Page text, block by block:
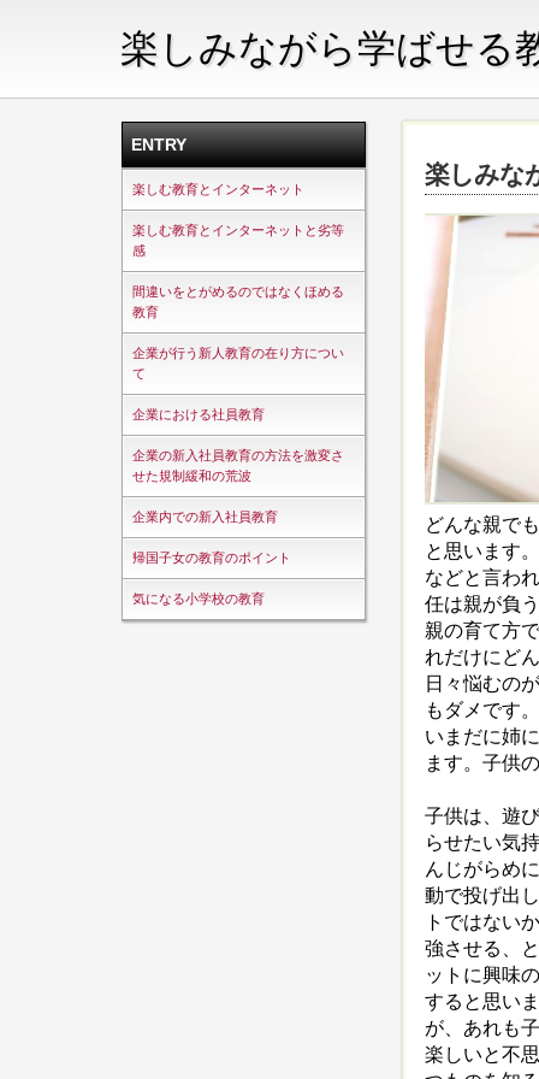
楽しみながら学ばせる
ENTRY
楽しむ教育とインターネット
楽しむ教育とインターネットと劣等
感
間違いをとがめるのではなくほめる
教育
企業が行う新人教育の在り方につい
て
企業における社員教育
企業の新入社員教育の方法を激変さ
せた規制緩和の荒波
企業内での新入社員教育
帰国子女の教育のポイント
気になる小学校の教育
楽しみな
どんな親で
と思います
などと言わ
任は親が負
親の育て方
れだけにど
日々悩むの
もダメです
いまだに姉
ます。子供
子供は、遊
らせたい気
んじがらめ
動で投げ出
トではない
強させる、
ットに興味
すると思い
が、あれも
楽しいと不